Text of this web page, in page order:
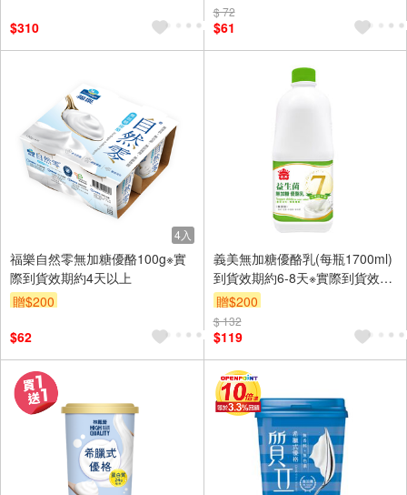
$310
$ 72
$61
4入
福樂自然零無加糖優酪100g※實
際到貨效期約4天以上
贈$200
$62
義美無加糖優酪乳(每瓶1700ml)
到貨效期約6-8天※實際到貨效期
約4天以上
贈$200
$ 132
$119